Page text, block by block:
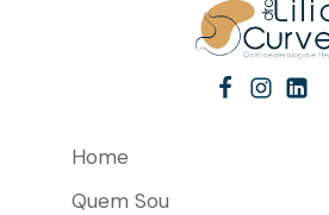
Home
Quem Sou